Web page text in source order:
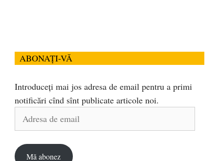
ABONAȚI-VĂ
Introduceți mai jos adresa de email pentru a primi
notificări cînd sînt publicate articole noi.
Adresa
Mă abonez